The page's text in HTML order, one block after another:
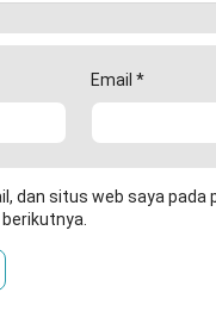
Email *
dan situs web saya pada